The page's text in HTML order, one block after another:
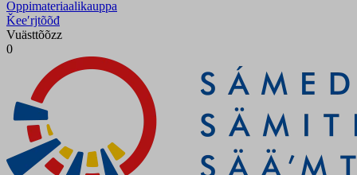
Oppimateriaalikauppa
Ǩeeʹrjtõõđ
Vuästtõõzz
0